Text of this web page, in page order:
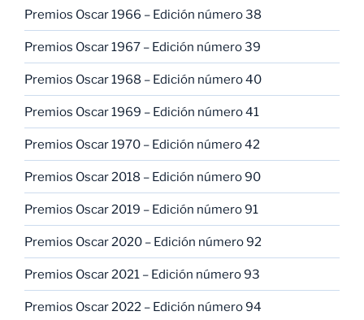
Premios Oscar 1966 – Edición número 38
Premios Oscar 1967 – Edición número 39
Premios Oscar 1968 – Edición número 40
Premios Oscar 1969 – Edición número 41
Premios Oscar 1970 – Edición número 42
Premios Oscar 2018 – Edición número 90
Premios Oscar 2019 – Edición número 91
Premios Oscar 2020 – Edición número 92
Premios Oscar 2021 – Edición número 93
Premios Oscar 2022 – Edición número 94